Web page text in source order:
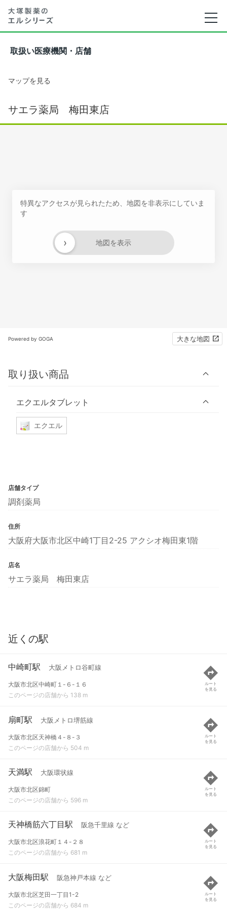
取扱い医療機関・店舗
マップを見る
サエラ薬局 梅田東店
特異なアクセスが見られたため、地図を非表示にしていま
す
地図を表示
›
Powered by GOGA 大きな地図
取り扱い商品
エクエルタブレット
エクエル
店舗タイプ
調剤薬局
住所
大阪府大阪市北区中崎1丁目2-25 アクシオ梅田東1階
店名
サエラ薬局 梅田東店
近くの駅
中崎町駅 大阪メトロ谷町線
大阪市北区中崎町１-６-１６
このページの店舗から 138 m
ルート
を見る
扇町駅 大阪メトロ堺筋線
大阪市北区天神橋４-８-３
このページの店舗から 504 m
ルート
を見る
天満駅 大阪環状線
大阪市北区錦町
このページの店舗から 596 m
ルート
を見る
天神橋筋六丁目駅 阪急千里線 など
大阪市北区浪花町１４-２８
このページの店舗から 681 m
ルート
を見る
大阪梅田駅 阪急神戸本線 など
大阪市北区芝田一丁目1-2
このページの店舗から 684 m
ルート
を見る